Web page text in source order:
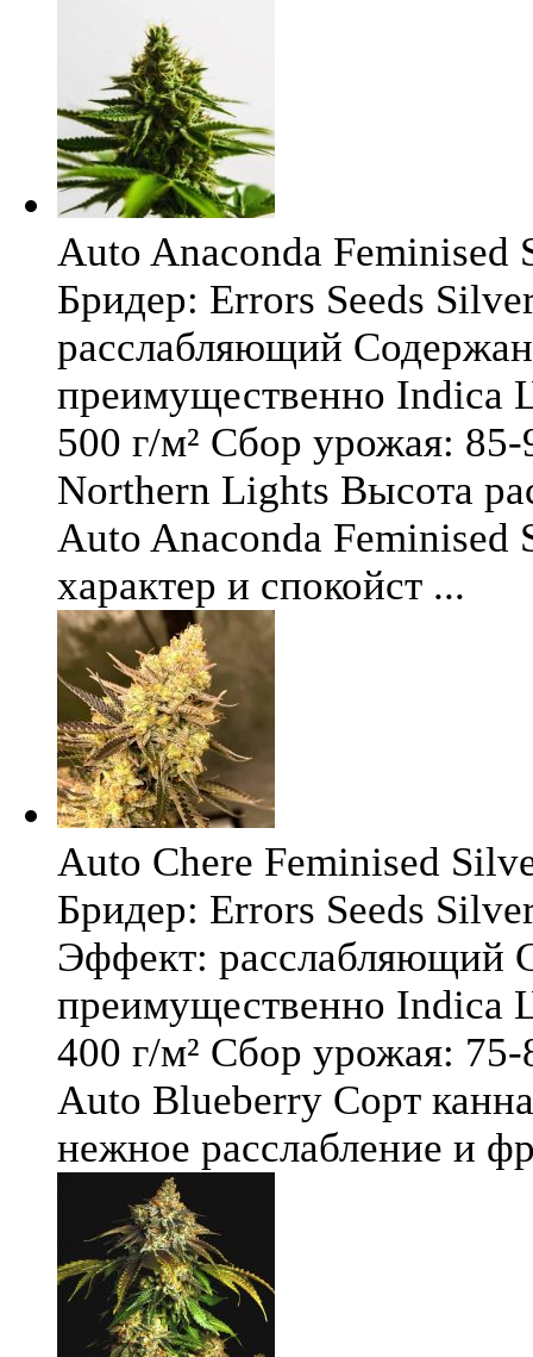
Auto Anaconda Feminised
Бридер: Errors Seeds
расслабляющий
преимущественно Indica
500 г/м² Сбор урожая:
Northern Lights Высота
Auto Anaconda
характер и спокойст ...
Auto Chere Feminised
Бридер: Errors Seeds
Эффект: расслабляющий
преимущественно Indica
400 г/м² Сбор урожая:
Auto Blueberry Сорт
нежное расслабление и